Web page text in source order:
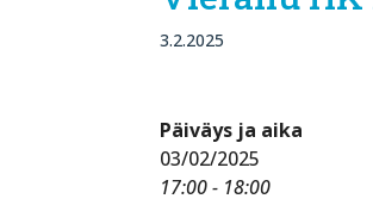
3.2.2025
Päiväys ja aika
03/02/2025
17:00 - 18:00